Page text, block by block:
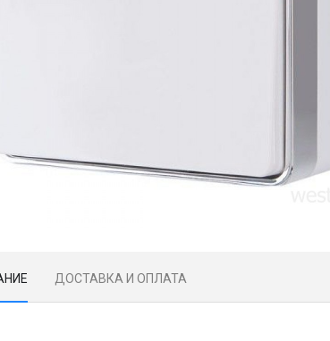
ДОСТАВКА И ОПЛАТА